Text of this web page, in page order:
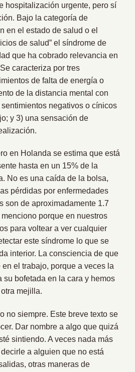
hospitalización urgente, pero sí
Bajo la categoría de
en el estado de salud o el
de salud” el síndrome de
que ha cobrado relevancia en
caracteriza por tres
de falta de energía o
de la distancia mental con
negativos o cínicos
y 3) una sensación de
en Holanda se estima que está
hasta en un 15% de la
No es una caída de la bolsa,
pérdidas por enfermedades
son de aproximadamente 1.7
porque en nuestros
para voltear a ver cualquier
este síndrome lo que se
interior. La consciencia de que
el trabajo, porque a veces la
su bofetada en la cara y hemos
mejilla.
no siempre. Este breve texto se
Dar nombre a algo que quizá
sintiendo. A veces nada más
a alguien que no está
otras maneras de